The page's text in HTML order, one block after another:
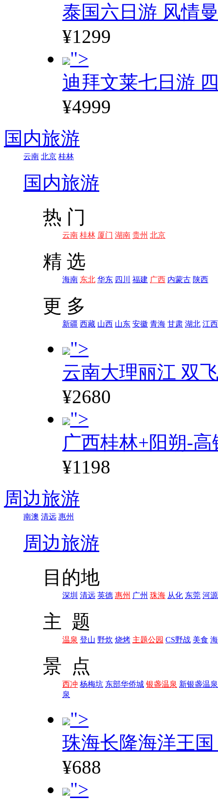
泰国六日游 风情
¥1299
">
迪拜文莱七日游
¥4999
国内旅游
云南 北京 桂林
国内旅游
热 门
云南 桂林 厦门 湖南 贵州 北京
精 选
海南 东北 华东 四川 福建 广西 内蒙古 陕西
更 多
新疆 西藏 山西 山东 安徽 青海 甘肃 湖北 江西
">
云南大理丽江 双
¥2680
">
广西桂林+阳朔-高
¥1198
周边旅游
南澳 清远 惠州
周边旅游
目的地
深圳 清远 英德 惠州 广州 珠海 从化 东莞 河源
主 题
温泉 登山 野炊 烧烤 主题公园 CS野战 美食
景 点
西冲 杨梅坑 东部华侨城 银盏温泉 新银盏温泉
泉
">
珠海长隆海洋王
¥688
">